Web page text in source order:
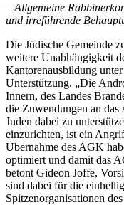
– Allgemeine
und irreführende
Die Jüdische Gemeinde
weitere Unabhängigkeit
Kantorenausbildung
Unterstützung. „Die
Innern, des Landes
die Zuwendungen an
Juden dabei zu
einzurichten, ist ein
Übernahme des AGK
optimiert und damit das
betont Gideon Joffe,
sind dabei für die
Spitzenorganisationen